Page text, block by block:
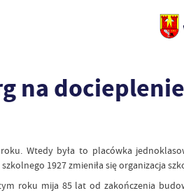
na
Wtedy była to placówka
1927 zmieniła się organizacja
roku mija 85 lat od zakończenia